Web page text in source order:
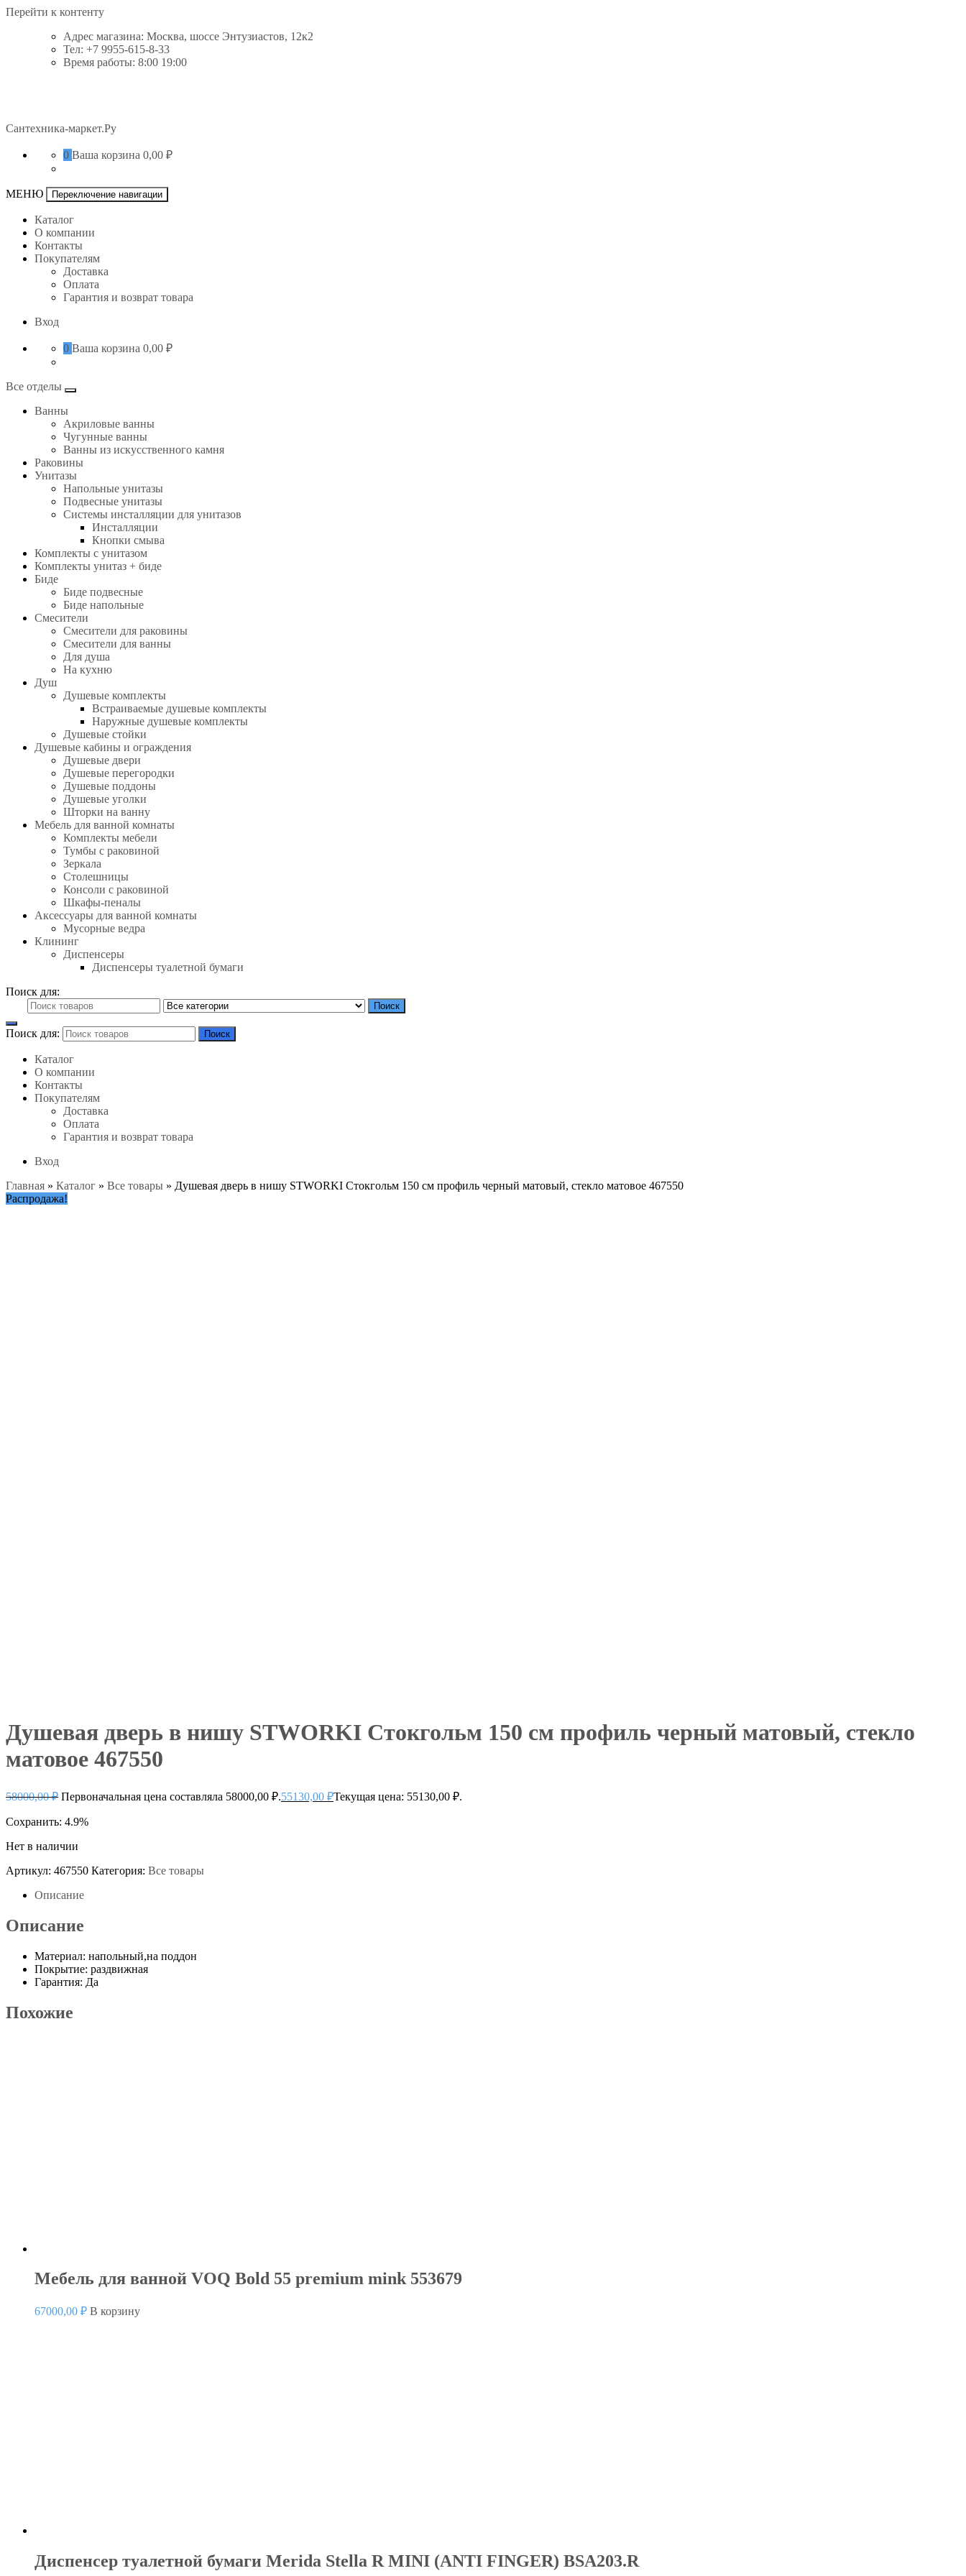
Перейти к контенту
Адрес магазина: Москва, шоссе Энтузиастов, 12к2
Тел: +7 9955-615-8-33
Время работы: 8:00 19:00
Сантехника-маркет.Ру
0 Ваша корзина 0,00 ₽
МЕНЮ Переключение навигации
Каталог
О компании
Контакты
Покупателям
Доставка
Оплата
Гарантия и возврат товара
Вход
0 Ваша корзина 0,00 ₽
Все отделы
Ванны
Акриловые ванны
Чугунные ванны
Ванны из искусственного камня
Раковины
Унитазы
Напольные унитазы
Подвесные унитазы
Системы инсталляции для унитазов
Инсталляции
Кнопки смыва
Комплекты с унитазом
Комплекты унитаз + биде
Биде
Биде подвесные
Биде напольные
Смесители
Смесители для раковины
Смесители для ванны
Для душа
На кухню
Душ
Душевые комплекты
Встраиваемые душевые комплекты
Наружные душевые комплекты
Душевые стойки
Душевые кабины и ограждения
Душевые двери
Душевые перегородки
Душевые поддоны
Душевые уголки
Шторки на ванну
Мебель для ванной комнаты
Комплекты мебели
Тумбы с раковиной
Зеркала
Столешницы
Консоли с раковиной
Шкафы-пеналы
Аксессуары для ванной комнаты
Мусорные ведра
Клининг
Диспенсеры
Диспенсеры туалетной бумаги
Поиск для:
Поиск
Поиск для: Поиск
Каталог
О компании
Контакты
Покупателям
Доставка
Оплата
Гарантия и возврат товара
Вход
Главная » Каталог » Все товары » Душевая дверь в нишу STWORKI Стокгольм 150 см профиль черный матовый, стекло матовое 467550
Распродажа!
Душевая дверь в нишу STWORKI Стокгольм 150 см профиль черный матовый, стекло
матовое 467550
58000,00₽ Первоначальная цена составляла 58000,00 ₽.55130,00 ₽Текущая цена: 55130,00 ₽.
Сохранить: 4.9%
Нет в наличии
Артикул: 467550 Категория: Все товары
Описание
Описание
Материал: напольный,на поддон
Покрытие: раздвижная
Гарантия: Да
Похожие
Мебель для ванной VOQ Bold 55 premium mink 553679
67000,00 ₽ В корзину
Диспенсер туалетной бумаги Merida Stella R MINI (ANTI FINGER) BSA203.R